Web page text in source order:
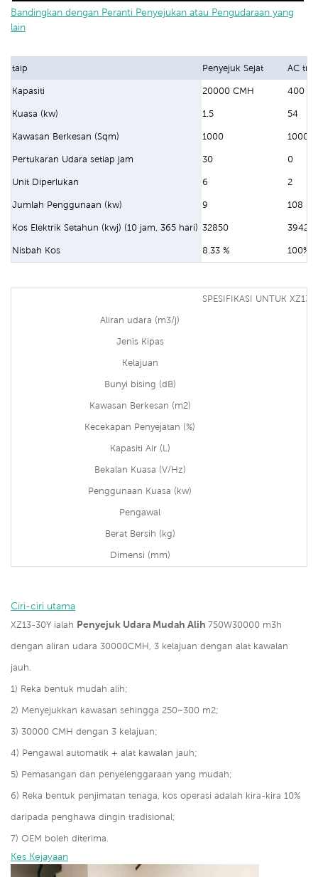
Bandingkan dengan Peranti Penyejukan atau Pengudaraan yang
lain
taip Penyejuk Sejat AC
Kapasiti 20000 CMH 400
Kuasa (kw) 1.5 54
Kawasan Berkesan (Sqm) 1000 1000
Pertukaran Udara setiap jam 30 0
Unit Diperlukan 6 2
Jumlah Penggunaan (kw) 9 108
Kos Elektrik Setahun (kwj) (10 jam, 365 hari) 32850
Nisbah Kos 8.33 % 100%
SPESIFIKASI UNTUK XZ13-
Aliran udara (m3/j)
Jenis Kipas
Kelajuan
Bunyi bising (dB)
Kawasan Berkesan (m2)
Kecekapan Penyejatan (%)
Kapasiti Air (L)
Bekalan Kuasa (V/Hz)
Penggunaan Kuasa (kw)
Pengawal
Berat Bersih (kg)
Dimensi (mm)
Ciri-ciri utama
XZ13-30Y ialah Penyejuk Udara Mudah Alih 750W30000 m3h
dengan aliran udara 30000CMH, 3 kelajuan dengan alat kawalan
jauh.
1) Reka bentuk mudah alih;
2) Menyejukkan kawasan sehingga 250~300 m2;
3) 30000 CMH dengan 3 kelajuan;
4) Pengawal automatik + alat kawalan jauh;
5) Pemasangan dan penyelenggaraan yang mudah;
6) Reka bentuk penjimatan tenaga, kos operasi adalah kira-kira 10%
daripada penghawa dingin tradisional;
7) OEM boleh diterima.
Kes Kejayaan